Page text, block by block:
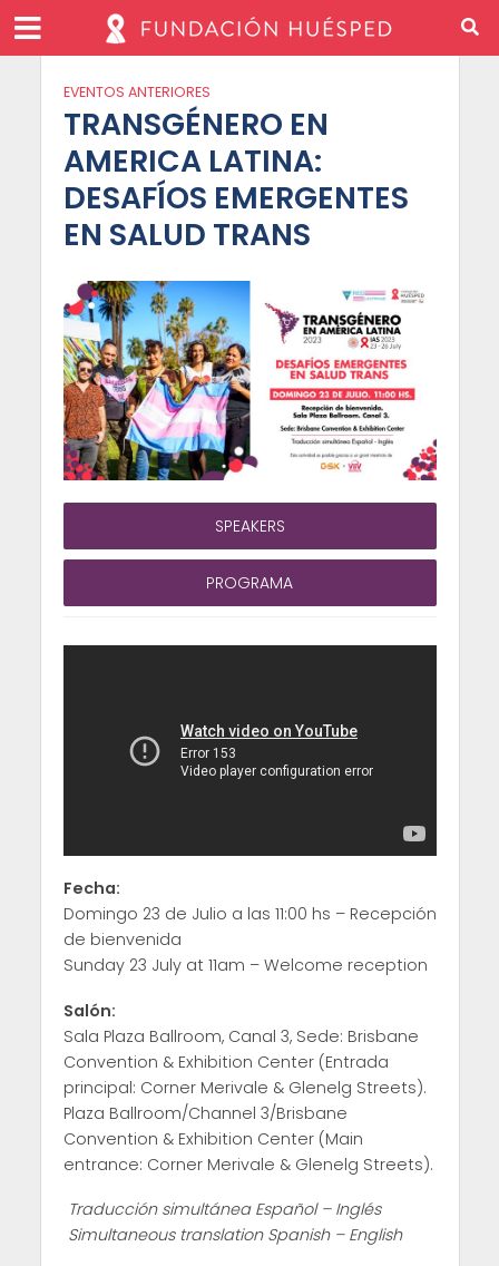
EVENTOS ANTERIORES
TRANSGÉNERO EN
AMERICA LATINA:
DESAFÍOS EMERGENTES
EN SALUD TRANS
SPEAKERS
PROGRAMA
Fecha:
Domingo 23 de Julio a las 11:00 hs – Recepción
de bienvenida
Sunday 23 July at 11am – Welcome reception
Salón:
Sala Plaza Ballroom, Canal 3, Sede: Brisbane
Convention & Exhibition Center (Entrada
principal: Corner Merivale & Glenelg Streets).
Plaza Ballroom/Channel 3/Brisbane
Convention & Exhibition Center (Main
entrance: Corner Merivale & Glenelg Streets).
Traducción simultánea Español – Inglés
Simultaneous translation Spanish – English